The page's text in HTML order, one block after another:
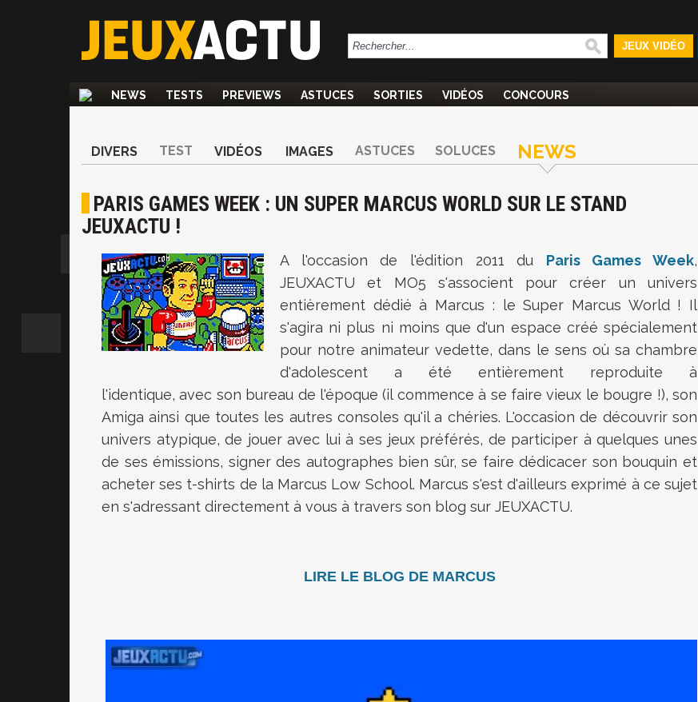
JEUX VIDÉO
NEWS TESTS PREVIEWS ASTUCES SORTIES VIDÉOS CONCOURS
DIVERS TEST VIDÉOS IMAGES ASTUCES SOLUCES NEWS
PARIS GAMES WEEK : UN SUPER MARCUS WORLD SUR LE STAND
JEUXACTU !
A l'occasion de l'édition 2011 du Paris Games Week,
JEUXACTU et MO5 s'associent pour créer un univers
entièrement dédié à Marcus : le Super Marcus World ! Il
s'agira ni plus ni moins que d'un espace créé spécialement
pour notre animateur vedette, dans le sens où sa chambre
d'adolescent a été entièrement reproduite à
l'identique, avec son bureau de l'époque (il commence à se faire vieux le bougre !), son
Amiga ainsi que toutes les autres consoles qu'il a chéries. L'occasion de découvrir son
univers atypique, de jouer avec lui à ses jeux préférés, de participer à quelques unes
de ses émissions, signer des autographes bien sûr, se faire dédicacer son bouquin et
acheter ses t-shirts de la Marcus Low School. Marcus s'est d'ailleurs exprimé à ce sujet
en s'adressant directement à vous à travers son blog sur JEUXACTU.
LIRE LE BLOG DE MARCUS